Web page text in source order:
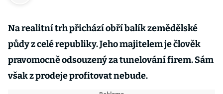
Na realitní trh přichází obří balík zemědělské
půdy z celé republiky. Jeho majitelem je člověk
pravomocně odsouzený za tunelování firem. Sám
však z prodeje profitovat nebude.